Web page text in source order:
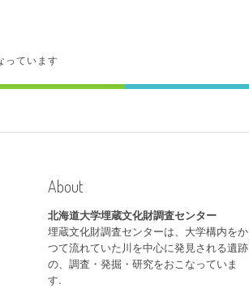
っています
About
北海道大学埋蔵文化財調査センター
埋蔵文化財調査センターは、大学構内をか
つて流れていた川を中心に発見される遺跡
の、調査・発掘・研究をおこなっていま
す.